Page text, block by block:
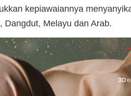
kepiawaiannya
Dangdut, Melayu dan Arab.